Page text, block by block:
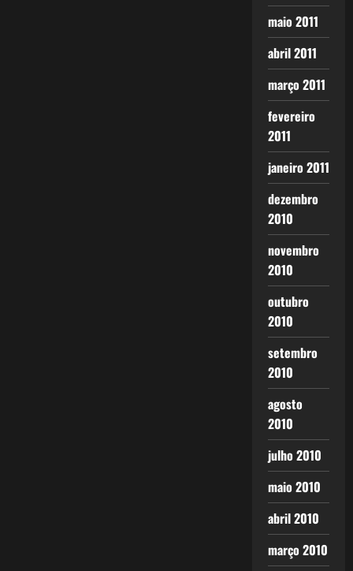
maio 2011
abril 2011
março 2011
fevereiro
2011
janeiro 2011
dezembro
2010
novembro
2010
outubro
2010
setembro
2010
agosto
2010
julho 2010
maio 2010
abril 2010
março 2010